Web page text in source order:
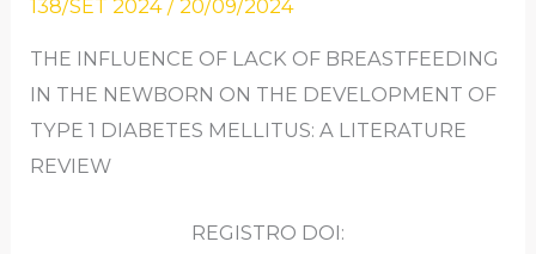
138/SET 2024 /20/09/2024
THE INFLUENCE OF LACK OF BREASTFEEDING
IN THE NEWBORN ON THE DEVELOPMENT OF
TYPE 1 DIABETES MELLITUS: A LITERATURE
REVIEW
REGISTRO DOI: